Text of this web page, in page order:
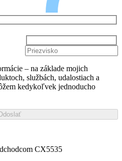
– na základe mojich
službách, udalostiach a
kedykoľvek jednoducho
CX5535